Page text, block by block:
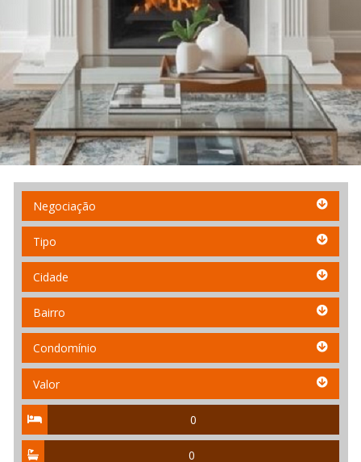
Negociação
Tipo
Cidade
Cidade
Bairro
Condomínio
Condomínio
Valor
Quartos
Suítes